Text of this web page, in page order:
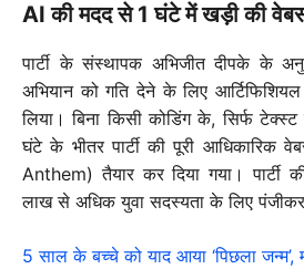
AI की मदद से 1 घंटे में खड़ी की
पार्टी के संस्थापक अभिजीत दीपके के
अभियान को गति देने के लिए
लिया। बिना किसी कोडिंग के, सिर्फ
घंटे के भीतर पार्टी की पूरी आधिकारिक
Anthem) तैयार कर दिया गया।
लाख से अधिक युवा सदस्यता के लिए
5 साल के बच्चे को याद आया ‘पिछला जन्म’,